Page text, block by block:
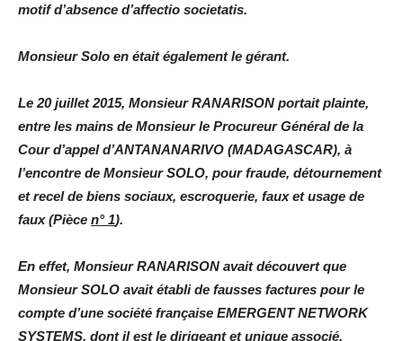
motif d’absence d’affectio societatis.
Monsieur Solo en était également le gérant.
Le 20 juillet 2015, Monsieur RANARISON portait plainte,
entre les mains de Monsieur le Procureur Général de la
Cour d’appel d’ANTANANARIVO (MADAGASCAR), à
l’encontre de Monsieur SOLO, pour fraude, détournement
et recel de biens sociaux, escroquerie, faux et usage de
faux (Pièce n° 1).
En effet, Monsieur RANARISON avait découvert que
Monsieur SOLO avait établi de fausses factures pour le
compte d’une société française EMERGENT NETWORK
SYSTEMS, dont il est le dirigeant et unique associé.